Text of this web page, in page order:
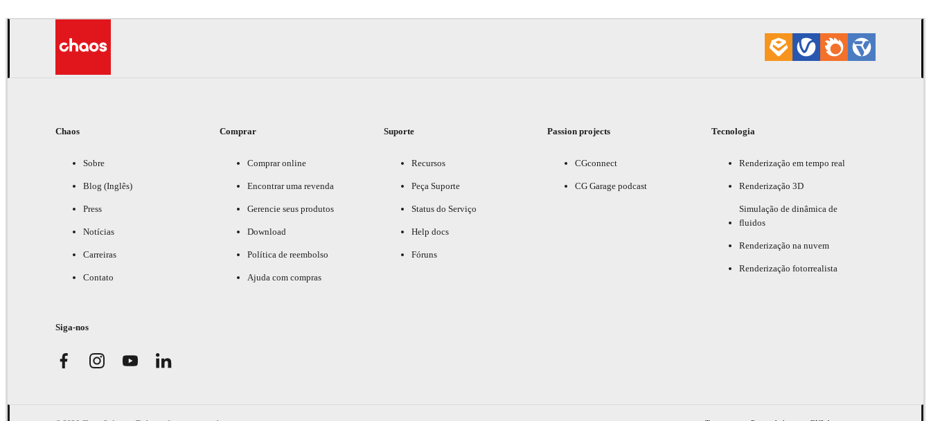
Chaos
Sobre
Blog (Inglês)
Press
Notícias
Carreiras
Contato
Comprar
Comprar online
Encontrar uma revenda
Gerencie seus produtos
Download
Política de reembolso
Ajuda com compras
Suporte
Recursos
Peça Suporte
Status do Serviço
Help docs
Fóruns
Passion projects
CGconnect
CG Garage podcast
Tecnologia
Renderização em tempo real
Renderização 3D
Simulação de dinâmica de
fluidos
Renderização na nuvem
Renderização fotorrealista
Siga-nos